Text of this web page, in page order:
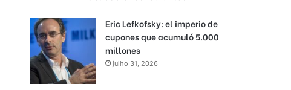
Eric Lefkofsky: el imperio de
cupones que acumuló 5.000
millones
julho 31, 2026